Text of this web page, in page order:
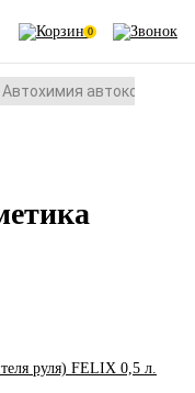
0
Автохимия
руля) FELIX 0,5 л.